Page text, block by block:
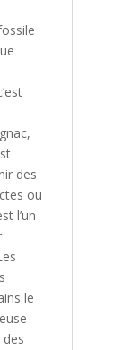
des
ou
l’un
le